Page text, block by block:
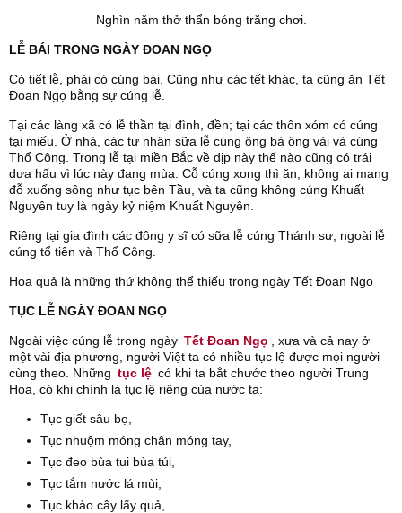
Nghìn năm thở thẩn bóng trăng chơi.
LỄ BÁI TRONG NGÀY ĐOAN NGỌ
Có tiết lễ, phải có cúng bái. Cũng như các tết khác, ta cũng ăn Tết
Đoan Ngọ bằng sự cúng lễ.
Tại các làng xã có lễ thần tại đình, đền; tại các thôn xóm có cúng
tại miếu. Ở nhà, các tư nhân sữa lễ cúng ông bà ông vải và cúng
Thổ Công. Trong lễ tại miền Bắc về dịp này thế nào cũng có trái
dưa hấu vì lúc này đang mùa. Cỗ cúng xong thì ăn, không ai mang
đỗ xuống sông như tục bên Tầu, và ta cũng không cúng Khuất
Nguyên tuy là ngày kỷ niệm Khuất Nguyên.
Riêng tại gia đình các đông y sĩ có sữa lễ cúng Thánh sư, ngoài lễ
cúng tổ tiên và Thổ Công.
Hoa quả là những thứ không thể thiếu trong ngày Tết Đoan Ngọ
TỤC LỄ NGÀY ĐOAN NGỌ
Ngoài việc cúng lễ trong ngày Tết Đoan Ngọ
, xưa và cả nay ở
một vài địa phương, người Việt ta có nhiều tục lệ được mọi người
cùng theo. Những tục lệ có khi ta bắt chước theo người Trung
Hoa, có khi chính là tục lệ riêng của nước ta:
Tục giết sâu bọ,
Tục nhuộm móng chân móng tay,
Tục đeo bùa tui bùa túi,
Tục tắm nước lá mùi,
Tục khảo cây lấy quả,